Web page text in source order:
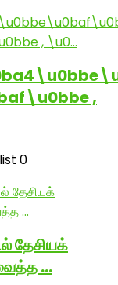
,
0
தேசியக்
வைத்த …